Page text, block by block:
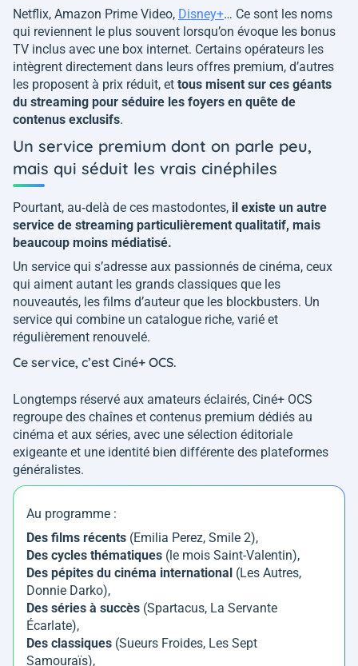
Netflix, Amazon Prime Video, Disney+… Ce sont les noms
qui reviennent le plus souvent lorsqu’on évoque les bonus
TV inclus avec une box internet. Certains opérateurs les
intègrent directement dans leurs offres premium, d’autres
les proposent à prix réduit, et tous misent sur ces géants
du streaming pour séduire les foyers en quête de
contenus exclusifs.
Un service premium dont on parle peu,
mais qui séduit les vrais cinéphiles
Pourtant, au‑delà de ces mastodontes, il existe un autre
service de streaming particulièrement qualitatif, mais
beaucoup moins médiatisé.
Un service qui s’adresse aux passionnés de cinéma, ceux
qui aiment autant les grands classiques que les
nouveautés, les films d’auteur que les blockbusters. Un
service qui combine un catalogue riche, varié et
régulièrement renouvelé.
Ce service, c’est Ciné+ OCS.
Longtemps réservé aux amateurs éclairés, Ciné+ OCS
regroupe des chaînes et contenus premium dédiés au
cinéma et aux séries, avec une sélection éditoriale
exigeante et une identité bien différente des plateformes
généralistes.
Au programme :
Des films récents (Emilia Perez, Smile 2),
Des cycles thématiques (le mois Saint-Valentin),
Des pépites du cinéma international (Les Autres,
Donnie Darko),
Des séries à succès (Spartacus, La Servante
Écarlate),
Des classiques (Sueurs Froides, Les Sept
Samouraïs),